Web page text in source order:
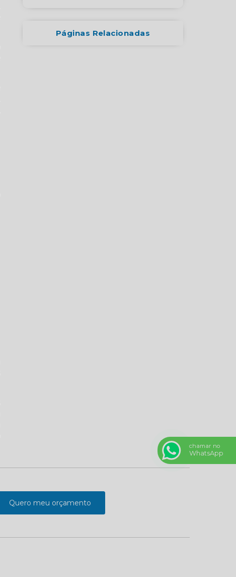
Páginas Relacionadas
Quero meu orçamento
chamar no
WhatsApp